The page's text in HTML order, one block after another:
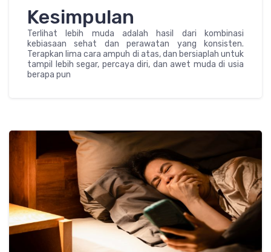
Kesimpulan
Terlihat lebih muda adalah hasil dari kombinasi
kebiasaan sehat dan perawatan yang konsisten.
Terapkan lima cara ampuh di atas, dan bersiaplah untuk
tampil lebih segar, percaya diri, dan awet muda di usia
berapa pun